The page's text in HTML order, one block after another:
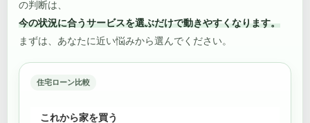
の判断は、
今の状況に合うサービスを選ぶだけで動きやすくなります。
まずは、あなたに近い悩みから選んでください。
住宅ローン比較
これから家を買う